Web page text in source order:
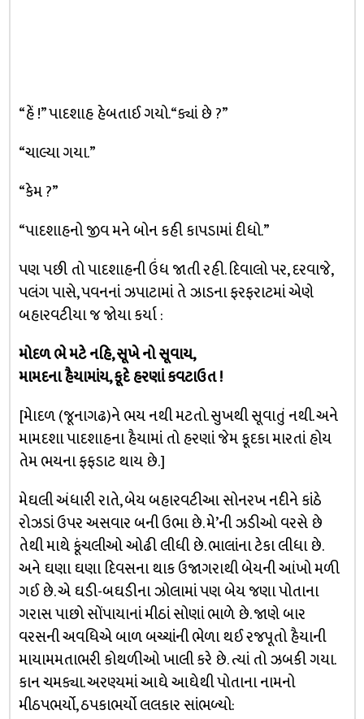
“હેં !” પાદશાહ હેબતાઈ ગયો. “ક્યાં છે ?”
“ચાલ્યા ગયા.”
“કેમ ?”
“પાદશાહનો જીવ મને બોન કહી કાપડામાં દીધો.”
પણ પછી તો પાદશાહની ઉંધ જાતી રહી. દિવાલો પર, દરવાજે,
પલંગ પાસે, પવનનાં ઝપાટામાં તે ઝાડના ફરફરાટમાં એણે
બહારવટીયા જ જોયા કર્યા :
મોદળ ભે મટે નહિ, સૂખે નો સૂવાય,
મામદના હૈયામાંય, કૂદે હરણાં કવટાઉત !
[મેાદળ (જૂનાગઢ)ને ભય નથી મટતો. સુખથી સૂવાતું નથી. અને
મામદશા પાદશાહના હૈયામાં તો હરણાં જેમ કૂદકા મારતાં હોય
તેમ ભયના ફફડાટ થાય છે.]
મેઘલી અંધારી રાતે, બેય બહારવટીઆ સોનરખ નદીને કાંઠે
રોઝડાં ઉપર અસવાર બની ઉભા છે. મે’ની ઝડીઓ વરસે છે
તેથી માથે કૂંચલીઓ ઓઢી લીધી છે. ભાલાંના ટેકા લીધા છે.
અને ઘણા ઘણા દિવસના થાક ઉજાગરાથી બેયની આંખો મળી
ગઈ છે. એ ઘડી-બઘડીના ઝોલામાં પણ બેય જણા પોતાના
ગરાસ પાછો સોંપાયાનાં મીઠાં સોણાં ભાળે છે. જાણે બાર
વરસની અવધિએ બાળ બચ્ચાંની ભેળા થઈ રજપૂતો હૈયાની
માયામમતાભરી કોથળીઓ ખાલી કરે છે. ત્યાં તો ઝબકી ગયા.
કાન ચમક્યા. અરણ્યમાં આઘે આઘેથી પોતાના નામનો
મીઠપભર્યો, ઠપકાભર્યો લલકાર સાંભળ્યો: